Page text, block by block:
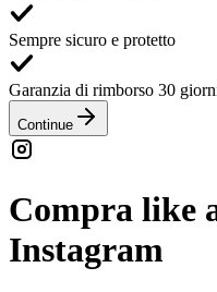
Sempre sicuro e protetto
Garanzia di rimborso 30
Continue
Compra like
Instagram